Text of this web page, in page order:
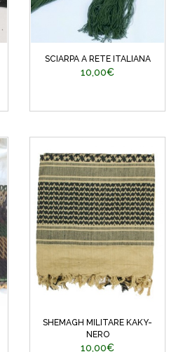
SCIARPA A RETE ITALIANA
10,00€
SHEMAGH MILITARE KAKY-
NERO
10,00€